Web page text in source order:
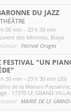
DU JAZZ
h 00 min - 20 h 30 min
des MInimes , Blaye
Festival Orages
FESTIVAL "UN
h 30 min - 23 h 30 min (20)
de la Maison Paysanne
- 17370 LE GRAND-
MAIRIE DE LE